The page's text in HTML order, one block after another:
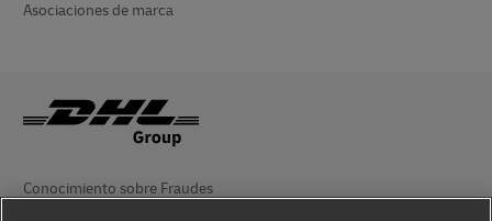
Asociaciones de marca
Conocimiento sobre Fraudes